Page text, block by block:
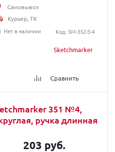
Sketchmarker
Сравнить
Самовывоз
Курьер, ТК
Нет в наличии
Код: SM-352-S-4
351 №4,
ручка длинная
203 руб.